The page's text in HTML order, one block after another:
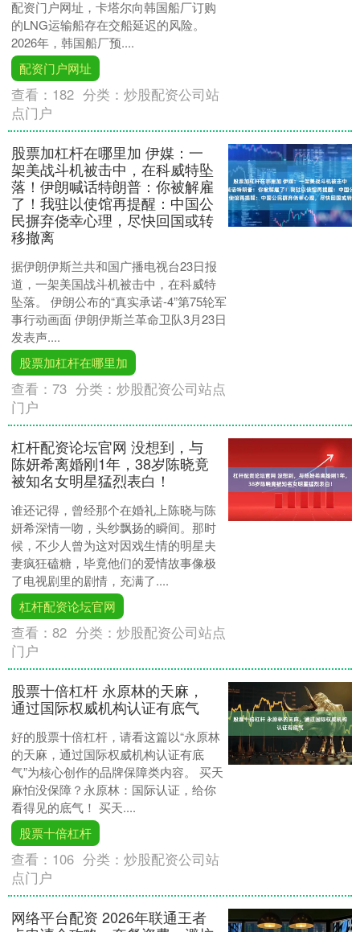
配资门户网址，卡塔尔向韩国船厂订购
的LNG运输船存在交船延迟的风险。
2026年，韩国船厂预....
配资门户网址
查看： 182 分类：炒股配资公司站
点门户
股票加杠杆在哪里加 伊媒：一
架美战斗机被击中，在科威特坠
落！伊朗喊话特朗普：你被解雇
了！我驻以使馆再提醒：中国公
民摒弃侥幸心理，尽快回国或转
移撤离
据伊朗伊斯兰共和国广播电视台23日报
道，一架美国战斗机被击中，在科威特
坠落。 伊朗公布的“真实承诺-4”第75轮军
事行动画面 伊朗伊斯兰革命卫队3月23日
发表声....
股票加杠杆在哪里加
查看：73 分类：炒股配资公司站点
门户
杠杆配资论坛官网 没想到，与
陈妍希离婚刚1年，38岁陈晓竟
被知名女明星猛烈表白！
谁还记得，曾经那个在婚礼上陈晓与陈
妍希深情一吻，头纱飘扬的瞬间。那时
候，不少人曾为这对因戏生情的明星夫
妻疯狂磕糖，毕竟他们的爱情故事像极
了电视剧里的剧情，充满了....
杠杆配资论坛官网
查看：82 分类：炒股配资公司站点
门户
股票十倍杠杆 永原林的天麻，
通过国际权威机构认证有底气
好的股票十倍杠杆，请看这篇以“永原林
的天麻，通过国际权威机构认证有底
气”为核心创作的品牌保障类内容。 买天
麻怕没保障？永原林：国际认证，给你
看得见的底气！ 买天....
股票十倍杠杆
查看： 106 分类：炒股配资公司站
点门户
网络平台配资 2026年联通王者